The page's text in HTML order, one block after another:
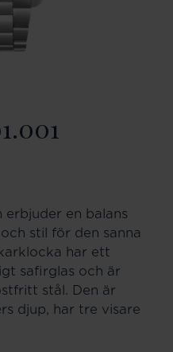
en balans
stil för den sanna
har ett
safirglas och är
stål. Den är
djup, har tre visare